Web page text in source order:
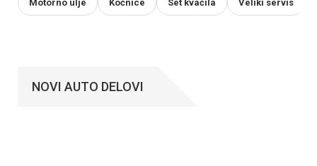
Motorno ulje Kočnice Set kvačila Veliki servis
NOVI AUTO DELOVI